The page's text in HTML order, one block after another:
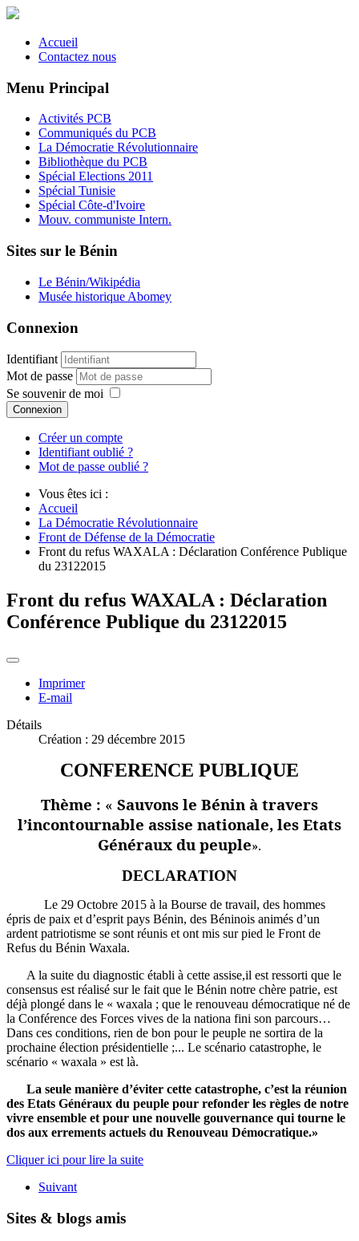
Accueil
Contactez nous
Menu Principal
Activités PCB
Communiqués du PCB
La Démocratie Révolutionnaire
Bibliothèque du PCB
Spécial Elections 2011
Spécial Tunisie
Spécial Côte-d'Ivoire
Mouv. communiste Intern.
Sites sur le Bénin
Le Bénin/Wikipédia
Musée historique Abomey
Connexion
Identifiant
Mot de passe
Se souvenir de moi
Connexion
Créer un compte
Identifiant oublié ?
Mot de passe oublié ?
Vous êtes ici :
Accueil
La Démocratie Révolutionnaire
Front de Défense de la Démocratie
Front du refus WAXALA : Déclaration Conférence Publique
du 23122015
Front du refus WAXALA : Déclaration
Conférence Publique du 23122015
Imprimer
E-mail
Détails
Création : 29 décembre 2015
CONFERENCE PUBLIQUE
Thème : « Sauvons le Bénin à travers
l’incontournable assise nationale, les Etats
Généraux du peuple».
DECLARATION
Le 29 Octobre 2015 à la Bourse de travail, des hommes
épris de paix et d’esprit pays Bénin, des Béninois animés d’un
ardent patriotisme se sont réunis et ont mis sur pied le Front de
Refus du Bénin Waxala.
A la suite du diagnostic établi à cette assise,il est ressorti que le
consensus est réalisé sur le fait que le Bénin notre chère patrie, est
déjà plongé dans le « waxala ; que le renouveau démocratique né de
la Conférence des Forces vives de la nationa fini son parcours…
Dans ces conditions, rien de bon pour le peuple ne sortira de la
prochaine élection présidentielle ;... Le scénario catastrophe, le
scénario « waxala » est là.
La seule manière d’éviter cette catastrophe, c’est la réunion
des Etats Généraux du peuple pour refonder les règles de notre
vivre ensemble et pour une nouvelle gouvernance qui tourne le
dos aux errements actuels du Renouveau Démocratique.»
Cliquer ici pour lire la suite
Suivant
Sites & blogs amis